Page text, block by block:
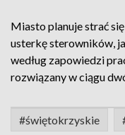
Miasto planuje strać
usterkę sterowników,
według zapowiedzi
rozwiązany w ciągu
#świętokrzyskie